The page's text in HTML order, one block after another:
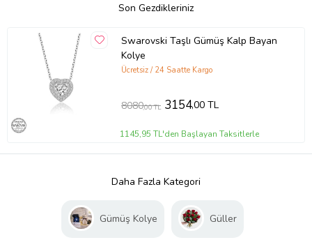
Son Gezdikleriniz
Swarovski Taşlı Gümüş Kalp Bayan
Kolye
Ücretsiz / 24 Saatte Kargo
8080,00 TL 3154,00 TL
1145,95 TL'den Başlayan Taksitlerle
Daha Fazla Kategori
Gümüş Kolye Güller